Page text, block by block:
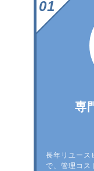
専
長年リユース
で、管理コス